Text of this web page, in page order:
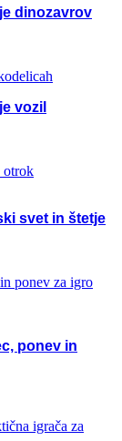
dinozavrov
vozil
svet in štetje
ponev in